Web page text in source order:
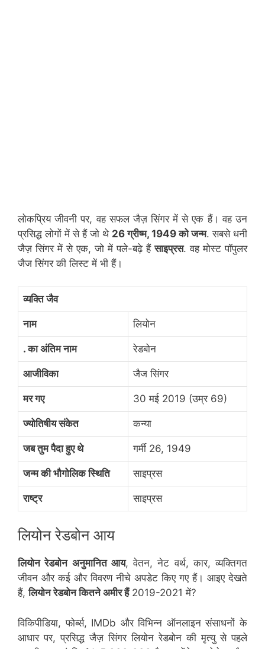
लोकप्रिय जीवनी पर, वह सफल जैज़ सिंगर में से एक हैं। वह उन
प्रसिद्ध लोगों में से हैं जो थे 26 ग्रीष्म, 1949 को जन्म. सबसे धनी
जैज़ सिंगर में से एक, जो में पले-बढ़े हैंसाइप्रस. वह मोस्ट पॉपुलर
जैज सिंगर की लिस्ट में भी हैं।
व्यक्ति जैव
नाम लियोन
. का अंतिम नाम रेडबोन
आजीविका जैज सिंगर
मर गए 30 मई 2019 (उम्र 69)
ज्योतिषीय संकेत कन्या
जब तुम पैदा हुए थे गर्मी 26, 1949
जन्म की भौगोलिक स्थिति साइप्रस
राष्ट्र साइप्रस
लियोन रेडबोन आय
लियोन रेडबोन अनुमानित आय, वेतन, नेट वर्थ, कार, व्यक्तिगत
जीवन और कई और विवरण नीचे अपडेट किए गए हैं। आइए देखते
हैं,लियोन रेडबोन कितने अमीर हैं2019-2021 में?
विकिपीडिया, फोर्ब्स, IMDb और विभिन्न ऑनलाइन संसाधनों के
आधार पर, प्रसिद्ध जैज़ सिंगर लियोन रेडबोन की मृत्यु से पहले